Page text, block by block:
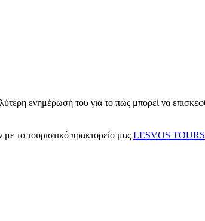
ενημέρωσή του για το πως μπορεί να
το τουριστικό πρακτορείο μας LESVOS TOURS